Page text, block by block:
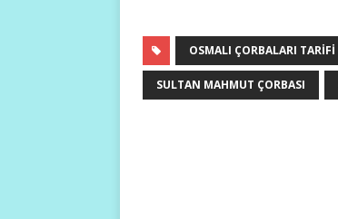
OSMALI ÇORBALARI TARIFI
SULTAN MAHMUT ÇORBASI